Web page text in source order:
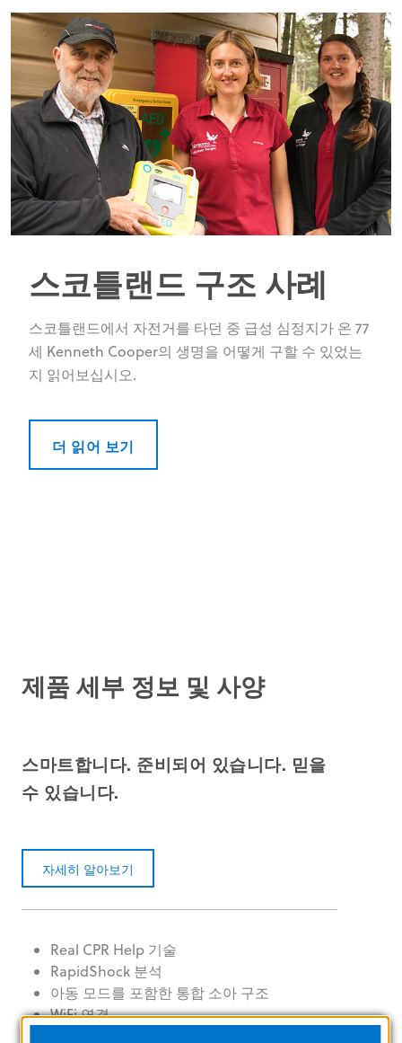
스코틀랜드 구조 사례
스코틀랜드에서 자전거를 타던 중 급성 심정지가 온 77
세 Kenneth Cooper의 생명을 어떻게 구할 수 있었는
지 읽어보십시오.
더 읽어 보기
제품 세부 정보 및 사양
스마트합니다. 준비되어 있습니다. 믿을
수 있습니다.
자세히 알아보기
Real CPR Help 기술
RapidShock 분석
아동 모드를 포함한 통합 소아 구조
WiFi 연결